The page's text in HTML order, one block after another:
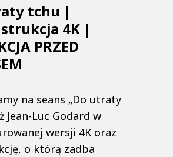
tchu |
4K |
PRZED
na seans „Do utraty
Jean-Luc Godard w
wersji 4K oraz
o którą zadba